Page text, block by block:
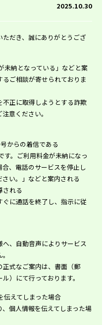
2025.10.30
だき、誠にありがとうござ
未納となっている」などと案
ご相談が寄せられておりま
正に取得しようとする詐欺
意ください。
からの着信である
す。ご利用料金が未納になっ
、電話のサービスを停止し
い。」などと案内される
される
に通話を終了し、指示に従
、自動音声によりサービス
正式なご案内は、書面（郵
）にて行っております。
えてしまった場合
個人情報を伝えてしまった場